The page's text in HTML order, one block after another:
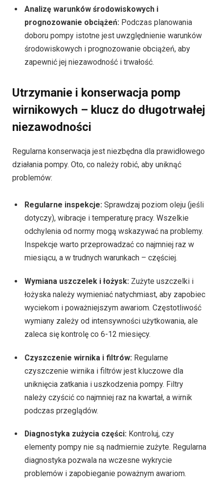
Analizę warunków środowiskowych i
prognozowanie obciążeń: Podczas planowania
doboru pompy istotne jest uwzględnienie warunków
środowiskowych i prognozowanie obciążeń, aby
zapewnić jej niezawodność i trwałość.
Utrzymanie i konserwacja pomp
wirnikowych – klucz do długotrwałej
niezawodności
Regularna konserwacja jest niezbędna dla prawidłowego
działania pompy. Oto, co należy robić, aby uniknąć
problemów:
Regularne inspekcje: Sprawdzaj poziom oleju (jeśli
dotyczy), wibracje i temperaturę pracy. Wszelkie
odchylenia od normy mogą wskazywać na problemy.
Inspekcje warto przeprowadzać co najmniej raz w
miesiącu, a w trudnych warunkach – częściej.
Wymiana uszczelek i łożysk: Zużyte uszczelki i
łożyska należy wymieniać natychmiast, aby zapobiec
wyciekom i poważniejszym awariom. Częstotliwość
wymiany zależy od intensywności użytkowania, ale
zaleca się kontrolę co 6-12 miesięcy.
Czyszczenie wirnika i filtrów: Regularne
czyszczenie wirnika i filtrów jest kluczowe dla
uniknięcia zatkania i uszkodzenia pompy. Filtry
należy czyścić co najmniej raz na kwartał, a wirnik
podczas przeglądów.
Diagnostyka zużycia części: Kontroluj, czy
elementy pompy nie są nadmiernie zużyte. Regularna
diagnostyka pozwala na wczesne wykrycie
problemów i zapobieganie poważnym awariom.